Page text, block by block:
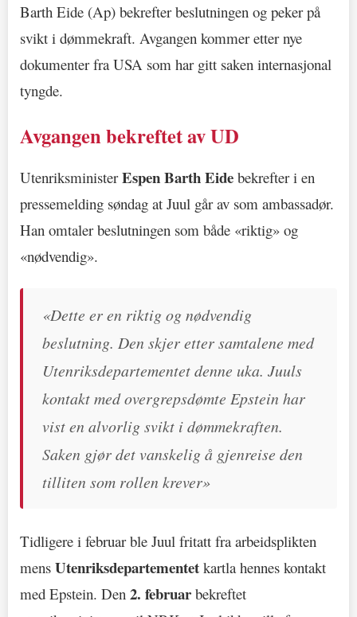
Barth Eide (Ap) bekrefter beslutningen og peker på
svikt i dømmekraft. Avgangen kommer etter nye
dokumenter fra USA som har gitt saken internasjonal
tyngde.
Avgangen bekreftet av UD
UtenriksministerEspen Barth Eide bekrefter i en
pressemelding søndag at Juul går av som ambassadør.
Han omtaler beslutningen som både «riktig» og
«nødvendig».
«Dette er en riktig og nødvendig
beslutning. Den skjer etter samtalene med
Utenriksdepartementet denne uka. Juuls
kontakt med overgrepsdømte Epstein har
vist en alvorlig svikt i dømmekraften.
Saken gjør det vanskelig å gjenreise den
tilliten som rollen krever»
Tidligere i februar ble Juul fritatt fra arbeidsplikten
mens Utenriksdepartementet kartla hennes kontakt
med Epstein. Den 2. februar bekreftet